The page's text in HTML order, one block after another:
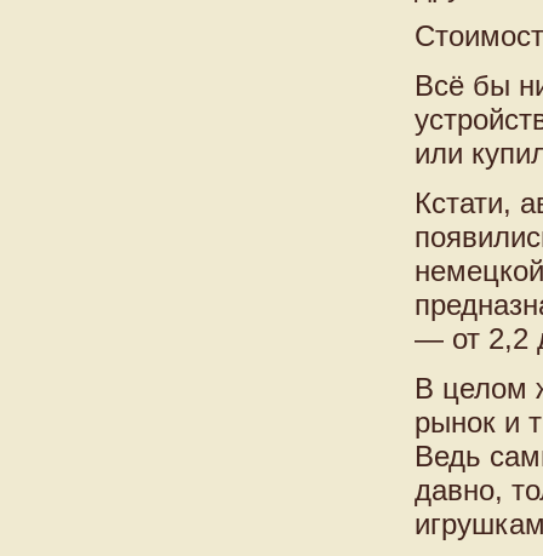
Всё бы
или
Кстати,
— от 2,2
В целом
рынок и
Ведь
давно,